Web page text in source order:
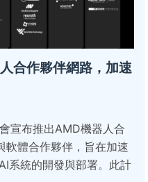
合作夥伴網路，加速
宣布推出AMD機器人合
軟體合作夥伴，旨在加速
系統的開發與部署。此計